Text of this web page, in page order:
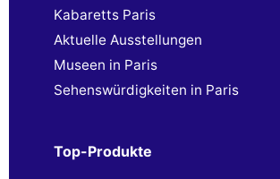
Kabaretts Paris
Aktuelle Ausstellungen
Museen in Paris
Sehenswürdigkeiten in Paris
Top-Produkte